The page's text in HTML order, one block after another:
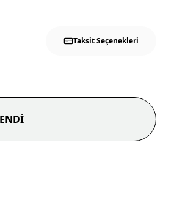
Taksit Seçenekleri